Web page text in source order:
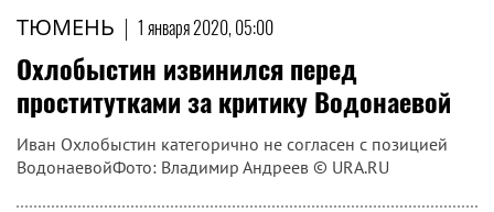
ТЮМЕНЬ | 1 января 2020, 05:00
Охлобыстин извинился перед
проститутками за критику Водонаевой
Иван Охлобыстин категорично не согласен с позицией
ВодонаевойФото: Владимир Андреев © URA.RU